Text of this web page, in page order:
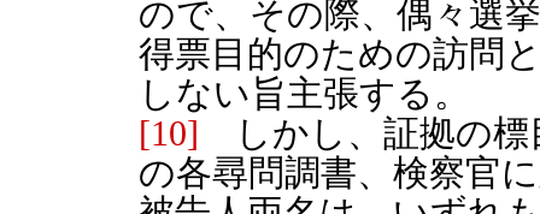
ので、その際、偶々選
得票目的のための訪問
しない旨主張する。
[10] しかし、証拠の標
の各尋問調書、検察官